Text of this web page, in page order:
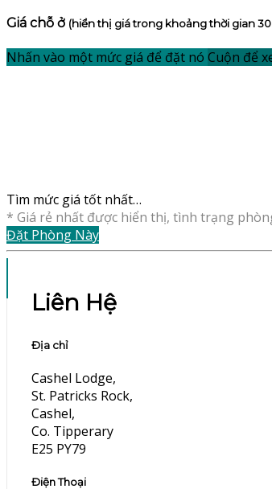
Giá chỗ ở (hiển thị giá trong khoảng thời gian
Nhấn vào một mức giá để đặt nó Cuộn để
Tìm mức giá tốt nhất…
* Giá rẻ nhất được hiển thị, tình trạng
Đặt Phòng Này
Liên Hệ
Địa chỉ
Cashel Lodge,
St. Patricks Rock,
Cashel,
Co. Tipperary
E25 PY79
Điện Thoại